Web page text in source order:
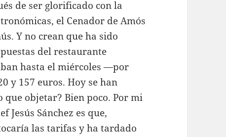
de ser glorificado con la
el Cenador de Amós
Y no crean que ha sido
del restaurante
hasta el miércoles —por
y 157 euros. Hoy se han
que objetar? Bien poco. Por mi
Jesús Sánchez es que,
las tarifas y ha tardado